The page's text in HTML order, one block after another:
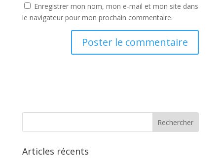
Enregistrer mon nom, mon e-mail et mon site dans
le navigateur pour mon prochain commentaire.
Articles récents